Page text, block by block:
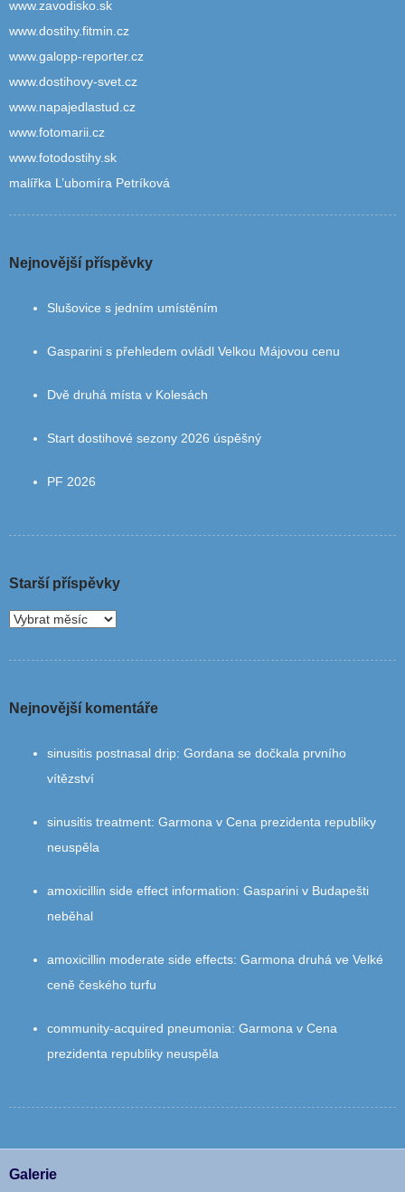
www.zavodisko.sk
www.dostihy.fitmin.cz
www.galopp-reporter.cz
www.dostihovy-svet.cz
www.napajedlastud.cz
www.fotomarii.cz
www.fotodostihy.sk
malířka L’ubomíra Petríková
Nejnovější příspěvky
Slušovice s jedním umístěním
Gasparini s přehledem ovládl Velkou Májovou cenu
Dvě druhá místa v Kolesách
Start dostihové sezony 2026 úspěšný
PF 2026
Starší příspěvky
Nejnovější komentáře
sinusitis postnasal drip: Gordana se dočkala prvního
vítězství
sinusitis treatment: Garmona v Cena prezidenta republiky
neuspěla
amoxicillin side effect information: Gasparini v Budapešti
neběhal
amoxicillin moderate side effects: Garmona druhá ve Velké
ceně českého turfu
community‑acquired pneumonia: Garmona v Cena
prezidenta republiky neuspěla
Galerie